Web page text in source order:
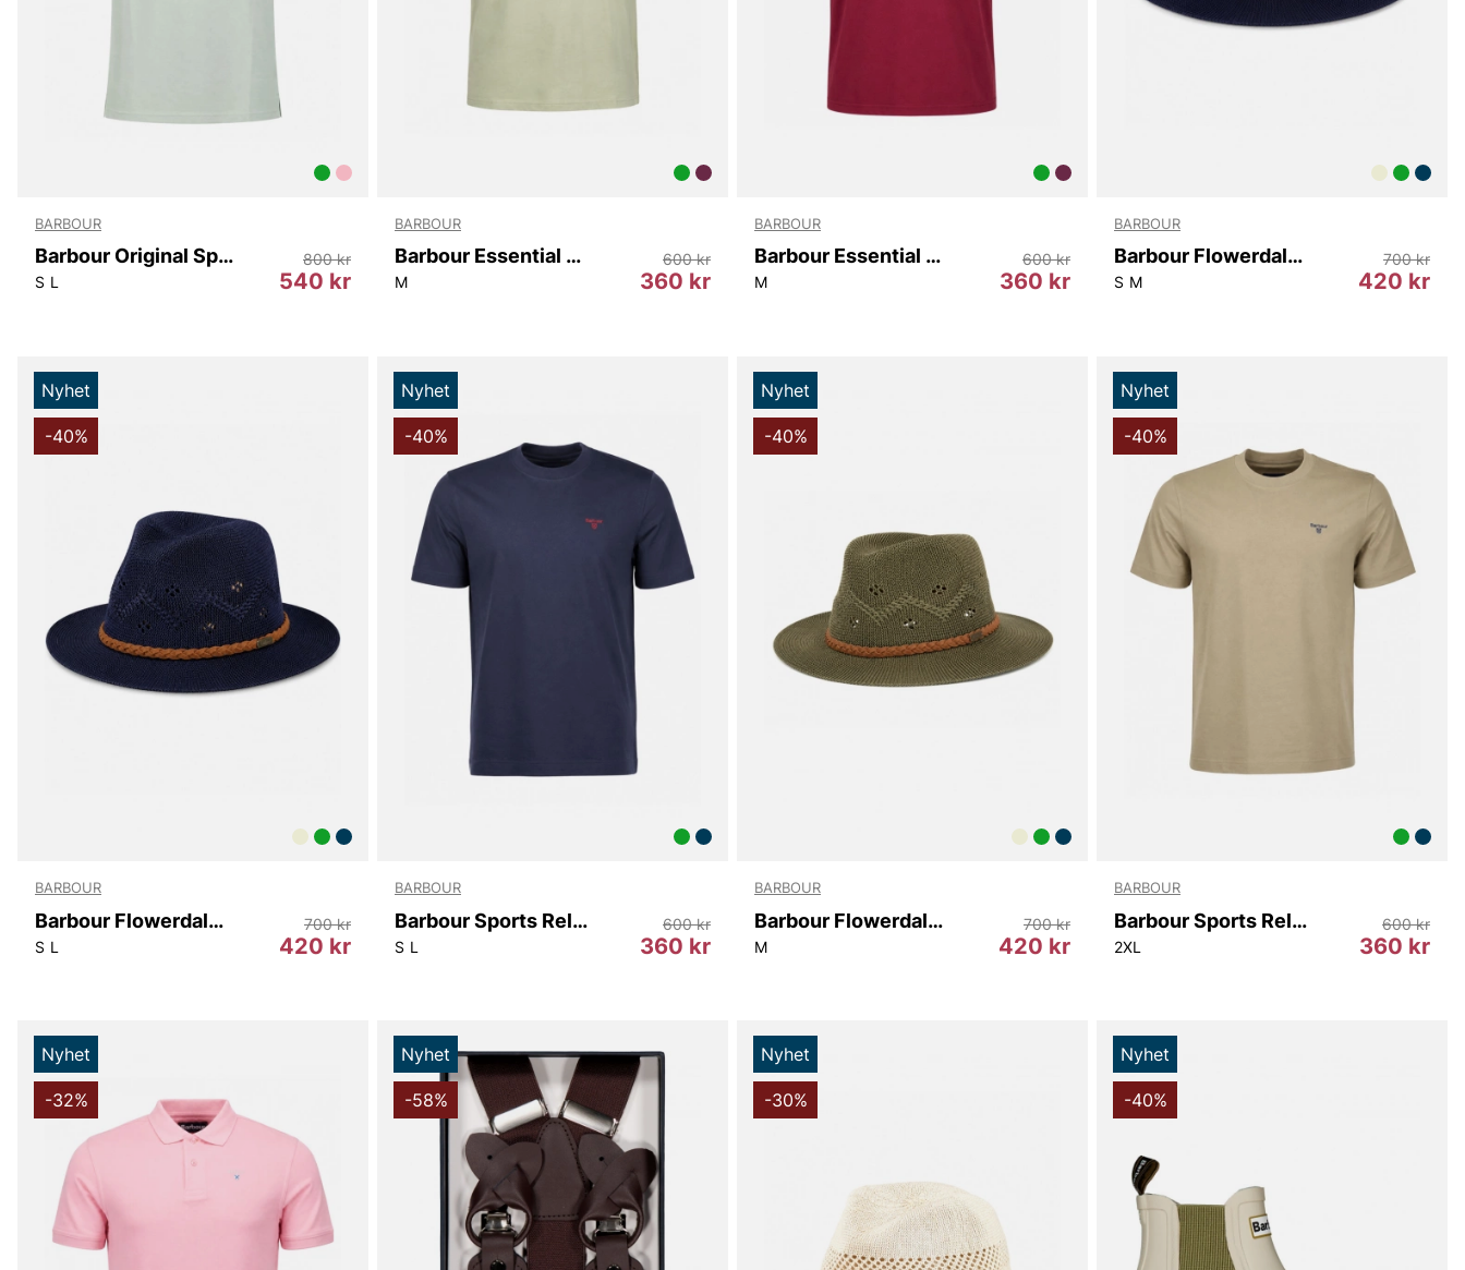
BARBOUR
Barbour Original Sports Tailored Polo Shirt
S L 540 kr
800 kr
BARBOUR
Barbour Essential Sports T-shirt
M 360 kr
600 kr
BARBOUR
Barbour Essential Sports T-shirt
M 360 kr
600 kr
BARBOUR
Barbour Flowerdale Trilby Summer Hat
S M 420 kr
700 kr
Nyhet
-40%
BARBOUR
Barbour Flowerdale Trilby Summer Hat
S L 420 kr
700 kr
Nyhet
-40%
BARBOUR
Barbour Sports Relaxed T-shirt
S L 360 kr
600 kr
Nyhet
-40%
BARBOUR
Barbour Flowerdale Trilby Summer Hat
M 420 kr
700 kr
Nyhet
-40%
BARBOUR
Barbour Sports Relaxed T-shirt
2XL 360 kr
600 kr
Nyhet
-32%
Nyhet
-58%
Nyhet
-30%
Nyhet
-40%